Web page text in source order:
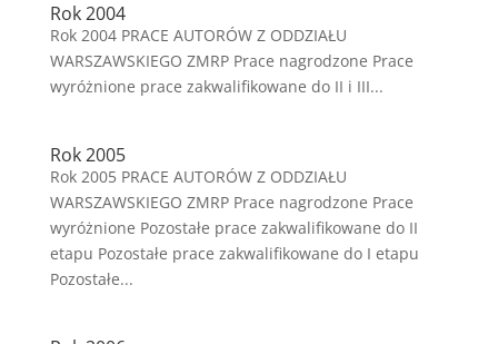
Rok 2004
Rok 2004 PRACE AUTORÓW Z ODDZIAŁU
WARSZAWSKIEGO ZMRP Prace nagrodzone Prace
wyróżnione prace zakwalifikowane do II i III...
Rok 2005
Rok 2005 PRACE AUTORÓW Z ODDZIAŁU
WARSZAWSKIEGO ZMRP Prace nagrodzone Prace
wyróżnione Pozostałe prace zakwalifikowane do II
etapu Pozostałe prace zakwalifikowane do I etapu
Pozostałe...